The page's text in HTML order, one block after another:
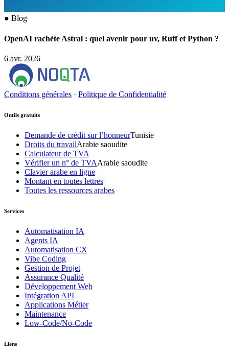
● Blog
OpenAI rachète Astral : quel avenir pour uv, Ruff et Python ?
6 avr. 2026
Conditions générales · Politique de Confidentialité
Outils gratuits
Demande de crédit sur l’honneurTunisie
Droits du travailArabie saoudite
Calculateur de TVA
Vérifier un n° de TVAArabie saoudite
Clavier arabe en ligne
Montant en toutes lettres
Toutes les ressources arabes
Services
Automatisation IA
Agents IA
Automatisation CX
Vibe Coding
Gestion de Projet
Assurance Qualité
Développement Web
Intégration API
Applications Métier
Maintenance
Low-Code/No-Code
Liens